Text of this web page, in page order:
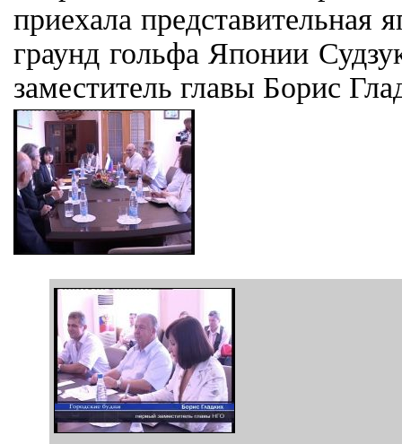
приехала представительная
граунд гольфа Японии
заместитель главы Борис